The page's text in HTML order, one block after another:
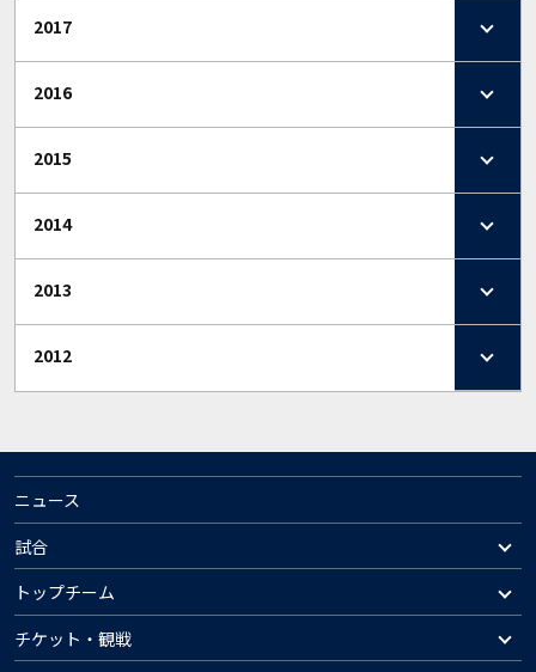
2017
2016
2015
2014
2013
2012
ニュース
試合
トップチーム
チケット・観戦